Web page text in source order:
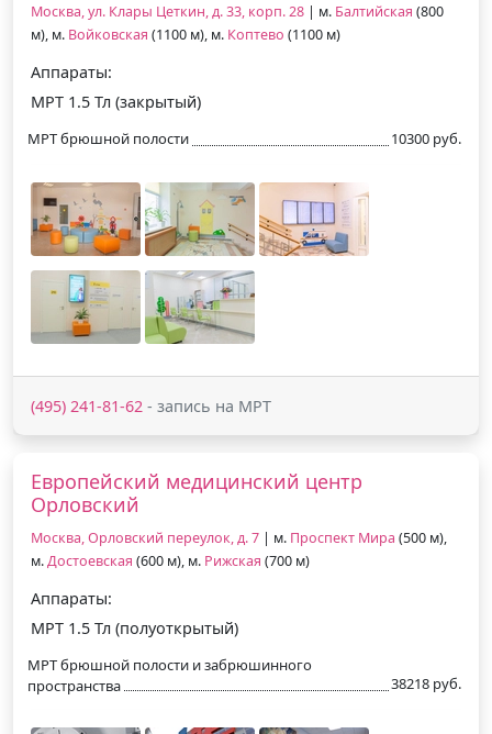
Москва, ул. Клары Цеткин, д. 33, корп. 28 | м. Балтийская (800
м), м. Войковская (1100 м), м. Коптево (1100 м)
Аппараты:
МРТ 1.5 Тл (закрытый)
МРТ брюшной полости 10300 руб.
(495) 241-81-62 - запись на МРТ
Европейский медицинский центр
Орловский
Москва, Орловский переулок, д. 7 | м. Проспект Мира (500 м),
м.Достоевская (600 м), м. Рижская (700 м)
Аппараты:
МРТ 1.5 Тл (полуоткрытый)
МРТ брюшной полости и забрюшинного
пространства
38218 руб.